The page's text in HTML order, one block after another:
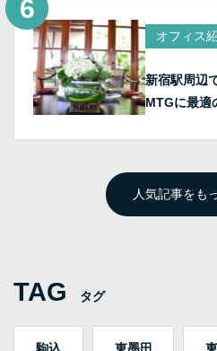
オフィス
新宿駅周辺
MTGに最適
人気記事をも
TAG タグ